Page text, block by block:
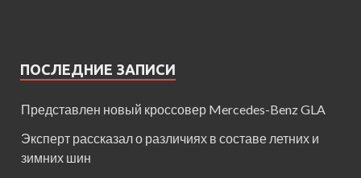
ПОСЛЕДНИЕ ЗАПИСИ
Представлен новый кроссовер Mercedes-Benz GLA
Эксперт рассказал о различиях в составе летних и
зимних шин